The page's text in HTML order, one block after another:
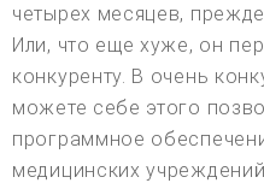
четырех месяцев,
Или, что еще хуже, он
конкуренту. В очень
можете себе этого
программное
медицинских